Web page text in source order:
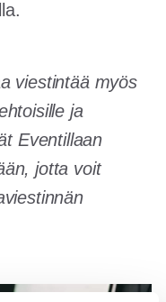
viestintää myös
ja
Eventillaan
jotta voit